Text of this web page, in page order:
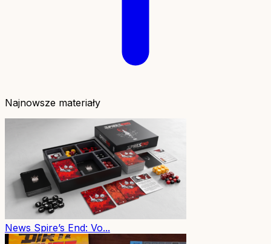
Najnowsze materiały
News Spire’s End: Vo...